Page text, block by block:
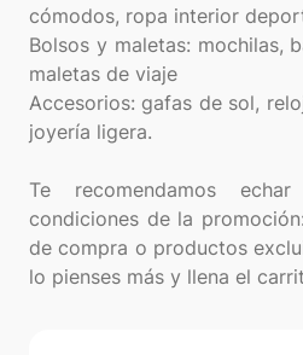
cómodos, ropa interior
Bolsos y maletas: mochilas,
maletas de viaje
Accesorios: gafas de sol,
joyería ligera.
Te recomendamos
condiciones de la
de compra o productos